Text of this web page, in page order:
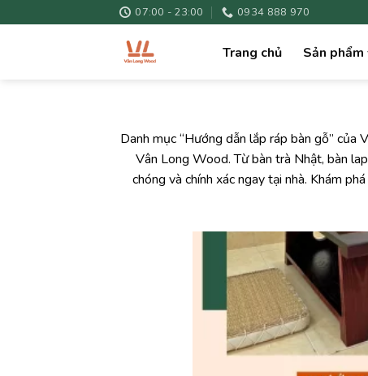
to
07:00 - 23:00 0934 888 970
Trang chủ Sản phẩm
Danh mục “Hướng dẫn lắp ráp bàn gỗ”
Vân Long Wood. Từ bàn trà Nhật, bàn
chóng và chính xác ngay tại nhà. Khám